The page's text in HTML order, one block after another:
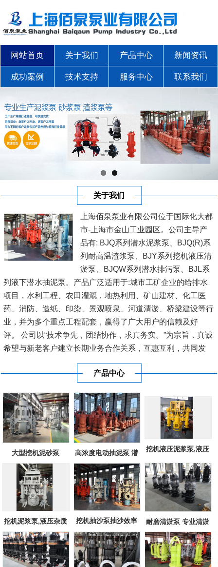
网站首页 关于我们 产品中心 新闻资讯
成功案例 技术支持 服务中心 联系我们
关于我们
上海佰泉泵业有限公司位于国际化大都
市-上海市金山工业园区。公司主导产
品有: BJQ系列潜水泥浆泵、BJQ(R)系
列耐高温渣浆泵、BJY系列挖机液压清
淤泵、BJQW系列潜水排污泵、BJL系
列液下潜水抽泥泵。产品广泛适用于:城市工矿企业的给排水
项目，水利工程、农田灌溉，地热利用、矿山建材、化工医
药、消防、造纸、印染、景观喷泉、河道清淤、桥梁建设等行
业，并为多个重点工程配套，赢得了广大用户的信赖及好
评。 公司以“技术争先，团结协作，求真务实。”为宗旨，真诚
希望与新老客户建立长期业务合作关系，互惠互利，共同发
产品中心
大型挖机泥砂泵
高浓度电动抽泥泵 潜
水砂浆泵 耐...
挖机液压泥浆泵,液压
泥浆泵,效率...
挖机泥浆泵,液压杂质
泵,液压排污...
挖机抽沙泵抽沙效率
快,挖机泥浆...
耐磨清淤泵 专业清淤
泵设备厂家...